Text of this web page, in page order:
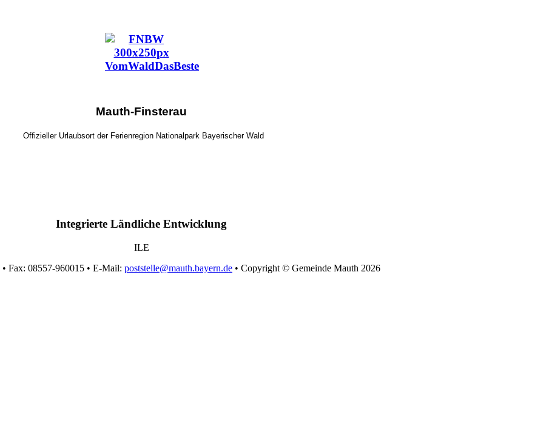
Mauth-Finsterau
Offizieller Urlaubsort der Ferienregion Nationalpark Bayerischer Wald
Integrierte Ländliche Entwicklung
ILE
Fax: 08557-960015 • E-Mail: poststelle@mauth.bayern.de • Copyright © Gemeinde Mauth 2026